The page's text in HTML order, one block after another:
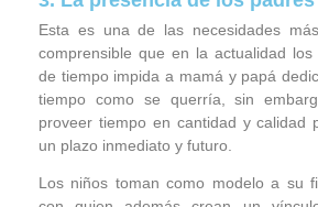
Esta es una de las necesidades
comprensible que en la actualidad
de tiempo impida a mamá y papá
tiempo como se querría, sin
proveer tiempo en cantidad y calidad
un plazo inmediato y futuro.
Los niños toman como modelo a su